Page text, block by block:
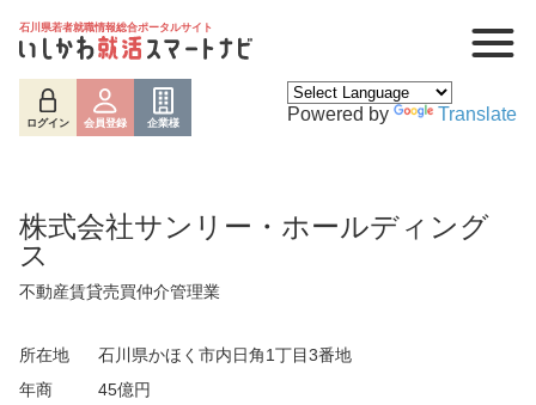
石川県若者就職情報総合ポータルサイト
ログイン 会員登録 企業様 Powered by Translate
株式会社サンリー・ホールディング
ス
不動産賃貸売買仲介管理業
所在地
石川県かほく市内日角1丁目3番地
年商
45億円